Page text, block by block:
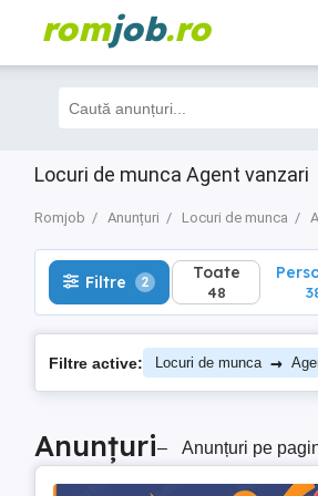
romjob.ro
Locuri de munca Agent vanzari
Romjob Anunțuri Locuri de munca
Filtre 2 Toate
48
Filtre 2 Toate
48
Filtre active: Locuri de munca →
Anunțuri– Anunțuri pe